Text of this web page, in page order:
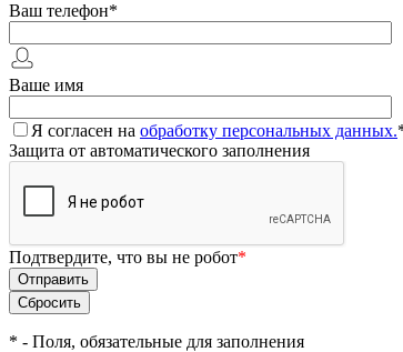
Ваш телефон*
Ваше имя
Я согласен на обработку персональных данных.
Защита от автоматического заполнения
Подтвердите, что вы не робот*
* - Поля, обязательные для заполнения